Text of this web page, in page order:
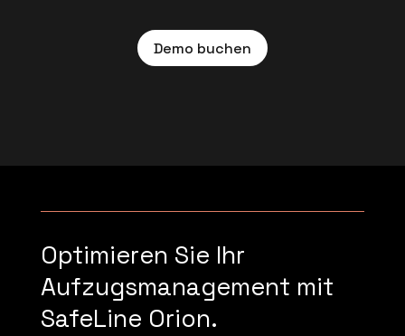
Demo buchen
Optimieren Sie Ihr
Aufzugsmanagement mit
SafeLine Orion.